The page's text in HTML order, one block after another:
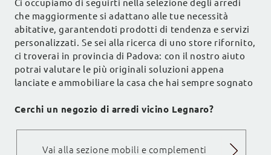
Ci occupiamo di seguirti nella selezione degli arredi
che maggiormente si adattano alle tue necessità
abitative, garantendoti prodotti di tendenza e servizi
personalizzati. Se sei alla ricerca di uno store rifornito,
ci troverai in provincia di Padova: con il nostro aiuto
potrai valutare le più originali soluzioni appena
lanciate e ammobiliare la casa che hai sempre sognato
Cerchi un negozio di arredi vicino Legnaro?
Vai alla sezione mobili e complementi